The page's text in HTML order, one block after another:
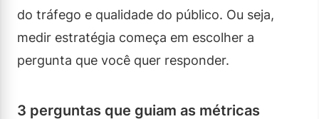
do tráfego e qualidade do público. Ou seja,
medir estratégia começa em escolher a
pergunta que você quer responder.
3 perguntas que guiam as métricas